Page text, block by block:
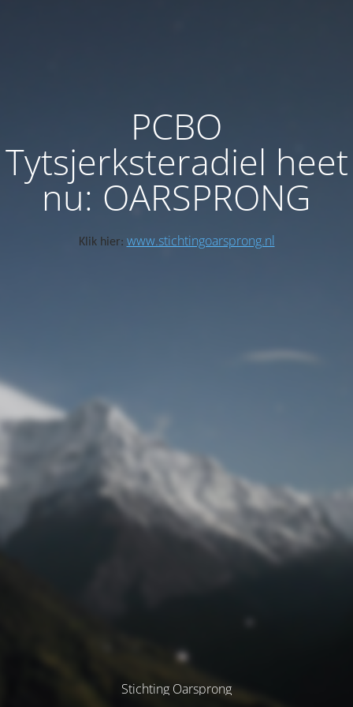
PCBO
Tytsjerksteradiel heet
nu: OARSPRONG
Klik hier: www.stichtingoarsprong.nl
Stichting Oarsprong